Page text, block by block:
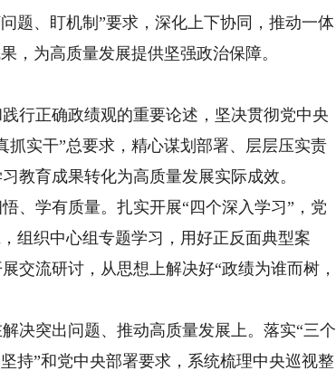
题、盯机制”要求，深化上下协同，推动一体
，为高质量发展提供坚强政治保障。
正确政绩观的重要论述，坚决贯彻党中央
实干”总要求，精心谋划部署、层层压实责
教育成果转化为高质量发展实际成效。
学有质量。扎实开展“四个深入学习”，党
组织中心组专题学习，用好正反面典型案
交流研讨，从思想上解决好“政绩为谁而树，
突出问题、推动高质量发展上。落实“三个
持”和党中央部署要求，系统梳理中央巡视整